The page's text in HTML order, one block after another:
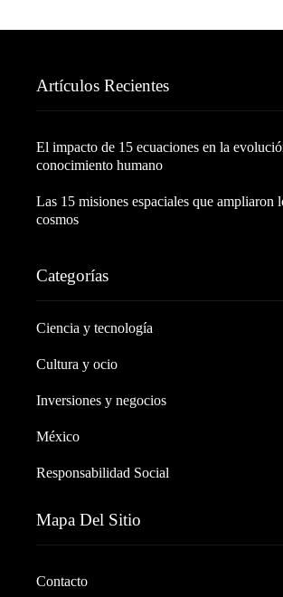
Artículos Recientes
El impacto de 15 ecuaciones en la
conocimiento humano
Las 15 misiones espaciales que ampliaron
cosmos
Categorías
Ciencia y tecnología
Cultura y ocio
Inversiones y negocios
México
Responsabilidad Social
Mapa Del Sitio
Contacto